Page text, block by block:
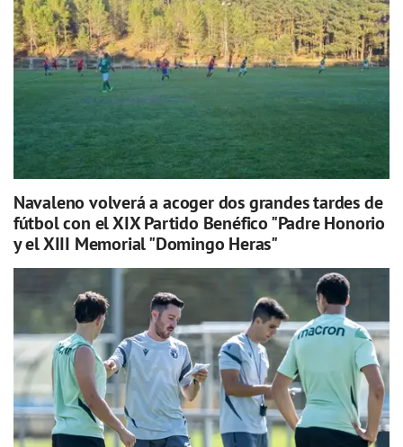
Navaleno volverá a acoger dos grandes tardes de
fútbol con el XIX Partido Benéfico "Padre Honorio
y el XIII Memorial "Domingo Heras"